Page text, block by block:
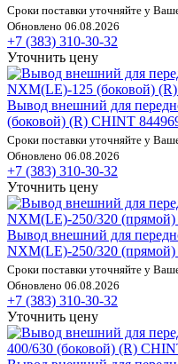
Сроки поставки уточняйте у
Обновлено 06.08.2026
+7 (383) 310-30-32
Уточнить цену
Вывод внешний для
(боковой) (R) CHINT
Сроки поставки уточняйте у
Обновлено 06.08.2026
+7 (383) 310-30-32
Уточнить цену
Вывод внешний для
NXM(LE)-250/320 (прямой)
Сроки поставки уточняйте у
Обновлено 06.08.2026
+7 (383) 310-30-32
Уточнить цену